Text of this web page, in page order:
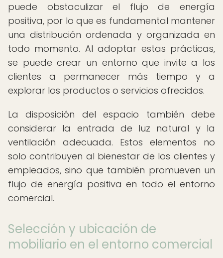
puede obstaculizar el flujo de energía
positiva, por lo que es fundamental mantener
una distribución ordenada y organizada en
todo momento. Al adoptar estas prácticas,
se puede crear un entorno que invite a los
clientes a permanecer más tiempo y a
explorar los productos o servicios ofrecidos.
La disposición del espacio también debe
considerar la entrada de luz natural y la
ventilación adecuada. Estos elementos no
solo contribuyen al bienestar de los clientes y
empleados, sino que también promueven un
flujo de energía positiva en todo el entorno
comercial.
Selección y ubicación de
mobiliario en el entorno comercial